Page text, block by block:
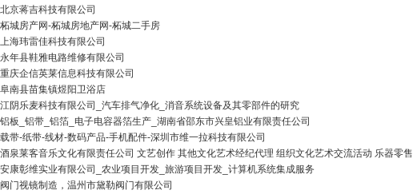
北京蒋吉科技有限公司
柘城房产网-柘城房地产网-柘城二手房
上海玮雷佳科技有限公司
永年县鞋雅电路维修有限公司
重庆企信英莱信息科技有限公司
阜南县苗集镇煜阳卫浴店
江阴乐麦科技有限公司_汽车排气净化_消音系统设备及其零部件的研究
铝板_铝带_铝箔_电子电容器箔生产_湖南省邵东市兴皇铝业有限责任公司
载带-纸带-线材-数码产品-手机配件-深圳市维一拉科技有限公司
酒泉莱客音乐文化有限责任公司 文艺创作 其他文化艺术经纪代理 组织文化艺术交流活动 乐器零售
安康彰维实业有限公司_农业项目开发_旅游项目开发_计算机系统集成服务
阀门视镜制造，温州市黛勒阀门有限公司